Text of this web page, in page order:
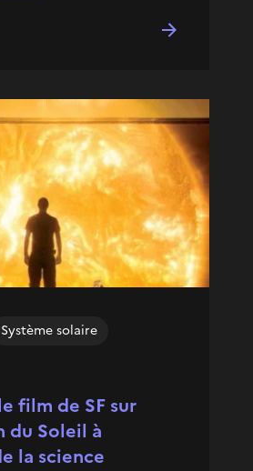
film de SF sur
du Soleil à
la science
Système solaire